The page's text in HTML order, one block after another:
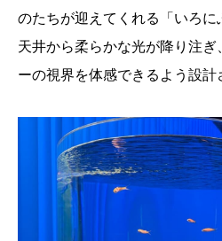
のたちが迎えてくれる「いろに
天井から柔らかな光が降り注
ーの視界を体感できるよう設計